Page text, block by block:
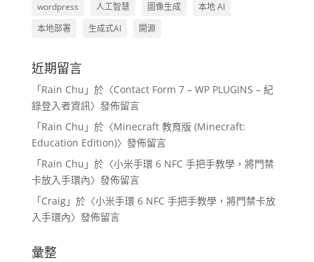
wordpress
人工智慧 圖像生成
本地 AI
本地部署
生成式AI 開源
近期留言
「Rain Chu 」於〈Contact Form 7 – WP PLUGINS – 紀
錄登入者資訊〉發佈留言
「Rain Chu 」於〈Minecraft 教育版 (Minecraft:
Education Edition)〉發佈留言
「Rain Chu 」於〈小米手環 6 NFC 手把手教學，將門禁
卡放入手環內〉發佈留言
「Craig」於〈小米手環 6 NFC 手把手教學，將門禁卡放
入手環內〉發佈留言
彙整